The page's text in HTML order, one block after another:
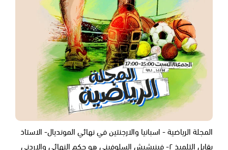
المجلة الرياضية - اسبانيا والارجنتين في نهائي المونديال- الاستاذ
يقابل التلميذ ٢- فينيشيش السلوفيني هو حكم النهائي والاردني